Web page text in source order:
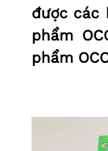
được các
phẩm
phẩm